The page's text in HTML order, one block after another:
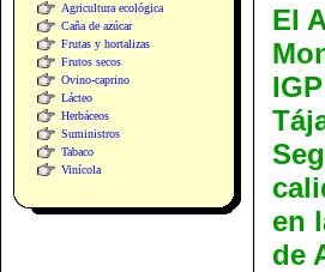
Agricultura ecológica
Caña de azúcar
Frutas y hortalizas
Frutos secos
Ovino-caprino
Lácteo
Herbáceos
Suministros
Tabaco
Vinícola
El
en
de